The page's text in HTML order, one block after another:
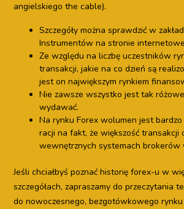
angielskiego the cable).
Szczegóły można sprawdzić w
Instrumentów na stronie
Ze względu na liczbę uczestników
transakcji, jakie na co dzień są
jest on największym rynkiem
Nie zawsze wszystko jest tak
wydawać.
Na rynku Forex wolumen jest
racji na fakt, że większość transakcji
wewnętrznych systemach
Jeśli chciałbyś poznać historię forex-u w
szczegółach, zapraszamy do przeczytania
do nowoczesnego, bezgotówkowego